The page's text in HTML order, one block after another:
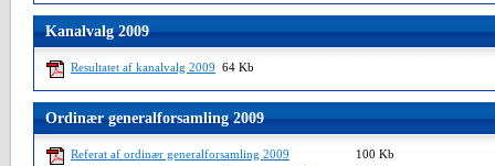
Kanalvalg 2009
Resultatet af kanalvalg 2009 64 Kb
Ordinær generalforsamling 2009
Referat af ordinær generalforsamling 2009
100 Kb